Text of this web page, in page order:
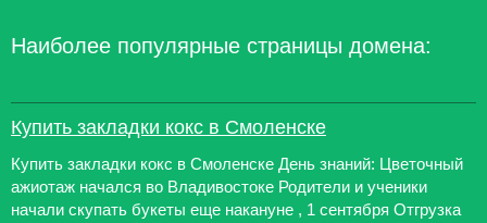
Наиболее популярные страницы домена:
Купить закладки кокс в Смоленске
Купить закладки кокс в Смоленске День знаний: Цветочный
ажиотаж начался во Владивостоке Родители и ученики
начали скупать букеты еще накануне , 1 сентября Отгрузка